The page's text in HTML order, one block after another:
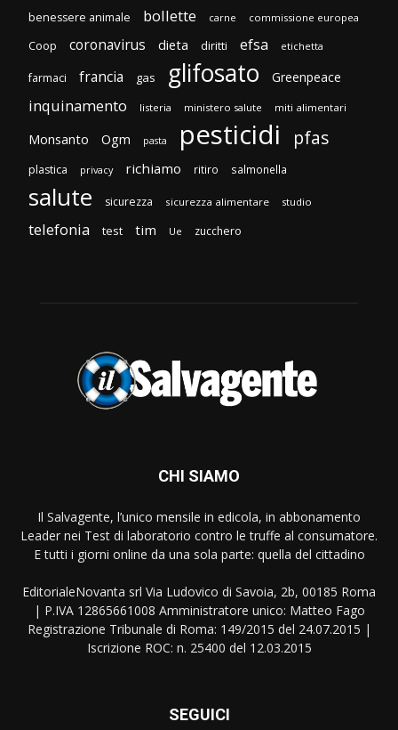
benessere animale bollette carne commissione europea
Coop coronavirus dieta diritti efsa etichetta
farmaci francia gas glifosato Greenpeace
inquinamento listeria ministero salute miti alimentari
Monsanto Ogm pasta pesticidi pfas
plastica privacy richiamo ritiro salmonella
salute sicurezza sicurezza alimentare studio
telefonia test tim Ue zucchero
CHI SIAMO
Il Salvagente, l’unico mensile in edicola, in abbonamento
Leader nei Test di laboratorio contro le truffe al consumatore.
E tutti i giorni online da una sola parte: quella del cittadino
EditorialeNovanta srl Via Ludovico di Savoia, 2b, 00185 Roma
| P.IVA 12865661008 Amministratore unico: Matteo Fago
Registrazione Tribunale di Roma: 149/2015 del 24.07.2015 |
Iscrizione ROC: n. 25400 del 12.03.2015
SEGUICI